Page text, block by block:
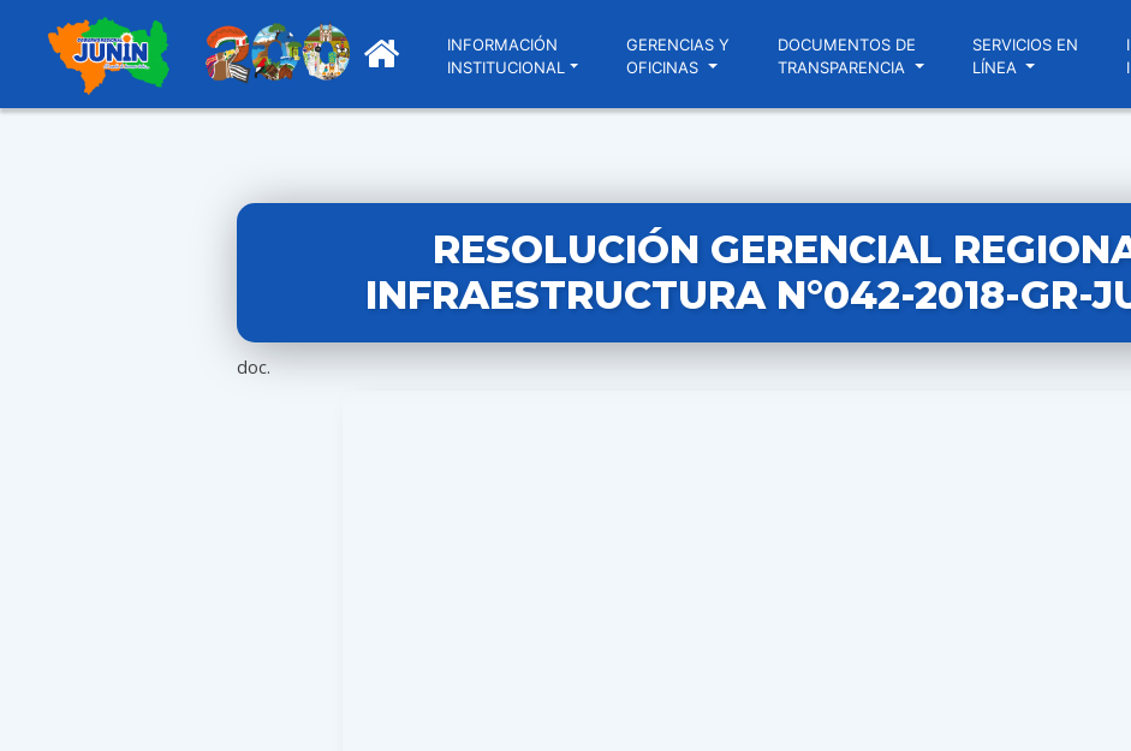
INFORMACIÓN
INSTITUCIONAL
GERENCIAS Y
OFICINAS
DOCUMENTOS DE
TRANSPARENCIA
SERVICIOS EN
LÍNEA
RESOLUCIÓN GERENCIAL
INFRAESTRUCTURA N°042-2018-GR-
doc.